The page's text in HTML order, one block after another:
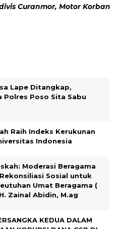
Curanmor, Motor Korban
Lape Ditangkap,
Polres Poso Sita Sabu
Raih Indeks Kerukunan
Indonesia
Moderasi Beragama
Sosial untuk
Umat Beragama (
Zainal Abidin, M.ag
KEDUA DALAM